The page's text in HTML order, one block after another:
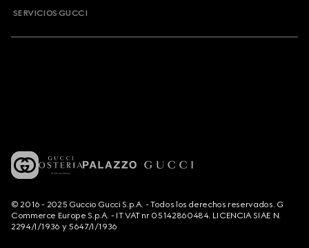
SERVICIOS GUCCI
© 2016 - 2025 Guccio Gucci S.p.A. - Todos los derechos reservados. G
Commerce Europe S.p.A. - IT VAT nr 05142860484. LICENCIA SIAE N.
2294/I/1936 y 5647/I/1936